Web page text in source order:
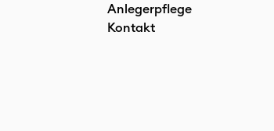
Anlegerpflege
Kontakt